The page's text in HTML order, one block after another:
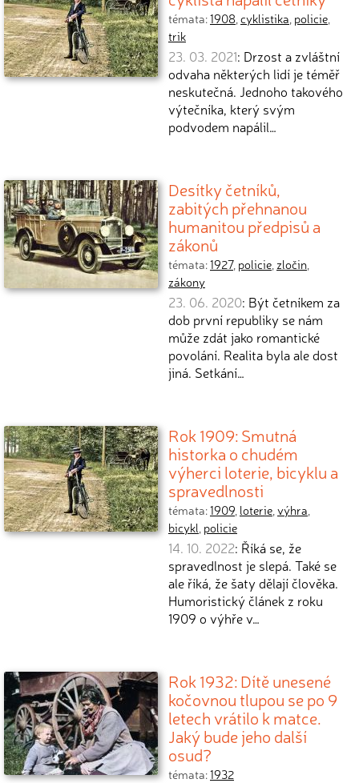
témata:1908,cyklistika, policie,
trik
23. 03. 2021: Drzost a zvláštní
odvaha některých lidí je téměř
neskutečná. Jednoho takového
výtečníka, který svým
podvodem napálil…
Desítky četníků,
zabitých přehnanou
humanitou předpisů a
zákonů
témata:1927, policie, zločin,
zákony
23. 06. 2020: Být četníkem za
dob první republiky se nám
může zdát jako romantické
povolání. Realita byla ale dost
jiná. Setkání…
Rok 1909: Smutná
historka o chudém
výherci loterie, bicyklu a
spravedlnosti
témata:1909, loterie,výhra,
bicykl, policie
14. 10. 2022: Říká se, že
spravedlnost je slepá. Také se
ale říká, že šaty dělají člověka.
Humoristický článek z roku
1909 o výhře v…
Rok 1932: Dítě unesené
kočovnou tlupou se po 9
letech vrátilo k matce.
Jaký bude jeho další
osud?
témata:1932